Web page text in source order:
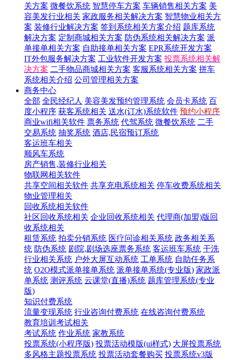
关方案 微餐饮系统 智慧停车方案 车辆销售相关方案 美
容美发行业相关 家政服务相关解决方案 智慧物业相关方
案 装修行业解决方案 签到系统相关方案介绍 题库系统
解决方案 定制商城相关方案 防伪系统相关解决方案 派
单接单相关方案 自助接单相关方案 EPR系统开发方案
IT外包服务解决方案 工业软件开发方案 投票系统相关解
决方案 二手物品商城相关方案 客服系统相关方案 拼车
系统相关介绍 公司管理相关方案
商务中心
全部 全民经纪人 美容美发预约管理系统 会员卡系统 百
度小程序 获客系统相关 送水(订水)系统软件 预约小程序
商业wifi相关软件 票务系统 代驾系统 微餐饮系统 二手
交易系统 抽奖系统 酒店,民宿预订系统
客运班车相关
顺风车系统
房产销售,装修行业相关
物联网相关软件
共享空间相关软件 共享充电系统相关 停车收费系统相关
物业管理相关
回收系统相关软件
社区回收系统相关 企业回收系统相关 代理商(加盟)版回
收系统相关
租赁系统 拍卖分销系统 医疗问诊相关系统 政务相关系
统 防伪系统 剧院,剧场选座票务系统 客运班车系统 干洗
行业相关系统 户外大屏互动系统 工单系统 自助任务系
统 O2O模式派单接单系统 派单接单系统(专业版) 家政派
单系统 测评系统 云课堂(直播)系统 题库管理系统(专业
版)
知识付费系统
流量变现系统 行业咨询付费系统 在线咨询付费系统
教育培训考试相关
考试系统 作业系统 家教系统
投票系统(小程序版) 投票活动模版(ui样式) 大屏投票系统
多风格主题投票系统 投票活动套餐购买 投票系统v3版